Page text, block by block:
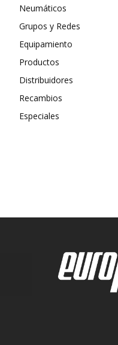
Neumáticos
Grupos y Redes
Equipamiento
Productos
Distribuidores
Recambios
Especiales